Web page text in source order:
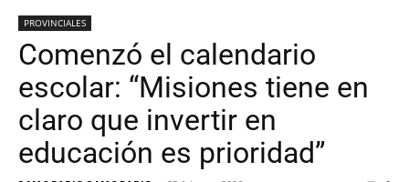
PROVINCIALES
Comenzó el calendario
escolar: “Misiones tiene en
claro que invertir en
educación es prioridad”